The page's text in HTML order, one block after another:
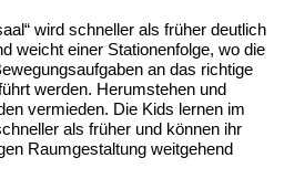
wird schneller als früher deutlich
weicht einer Stationenfolge, wo die
an das richtige
werden. Herumstehen und
vermieden. Die Kids lernen im
als früher und können ihr
Raumgestaltung weitgehend